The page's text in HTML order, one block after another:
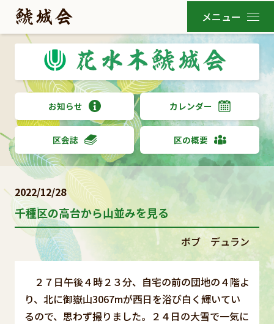
お知らせ カレンダー
区会誌 区の概要
2022/12/28
千種区の高台から山並みを見る
ボブ デュラン
２７日午後４時２３分、自宅の前の団地の４階よ
り、北に御嶽山3067mが西日を浴び白く輝いてい
るので、思わず撮りました。２４日の大雪で一気に